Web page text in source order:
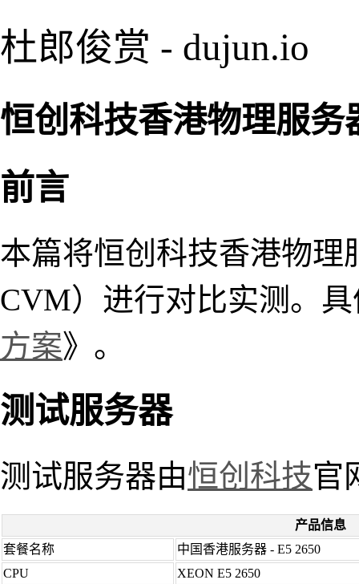
杜郎俊赏 - dujun.io
恒创科技香港物理服务
前言
本篇将恒创科技香港物理
CVM）进行对比实测。
方案》。
测试服务器
测试服务器由恒创科技官
产品信息
套餐名称
中国香港服务器 - E5 2650
CPU
XEON E5 2650